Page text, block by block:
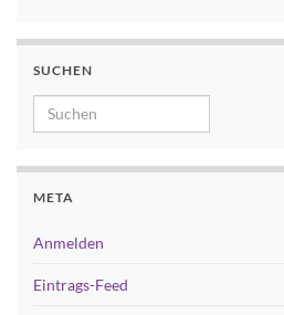
SUCHEN
Search for:
META
Anmelden
Eintrags-Feed